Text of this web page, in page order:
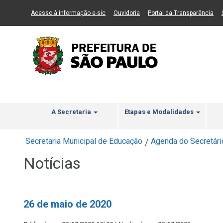
Ir ao Conteúdo Ir para menu principal 2 Ir para busca
Acesso à informação e-sic(Link para um novo sítio)
Ouvidoria (Link para um novo sítio)
Portal da Transparência
A Secretaria Etapas e Modalidades
Secretaria Municipal de Educação / Agenda do
Notícias
26 de maio de 2020